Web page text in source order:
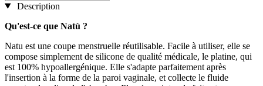
Description
Qu'est-ce que Natù ?
Natu est une coupe menstruelle réutilisable. Facile à utiliser, elle se
compose simplement de silicone de qualité médicale, le platine, qui
est 100% hypoallergénique. Elle s'adapte parfaitement après
l'insertion à la forme de la paroi vaginale, et collecte le fluide